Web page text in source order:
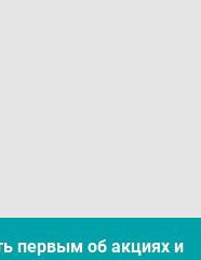
первым об акцияx и